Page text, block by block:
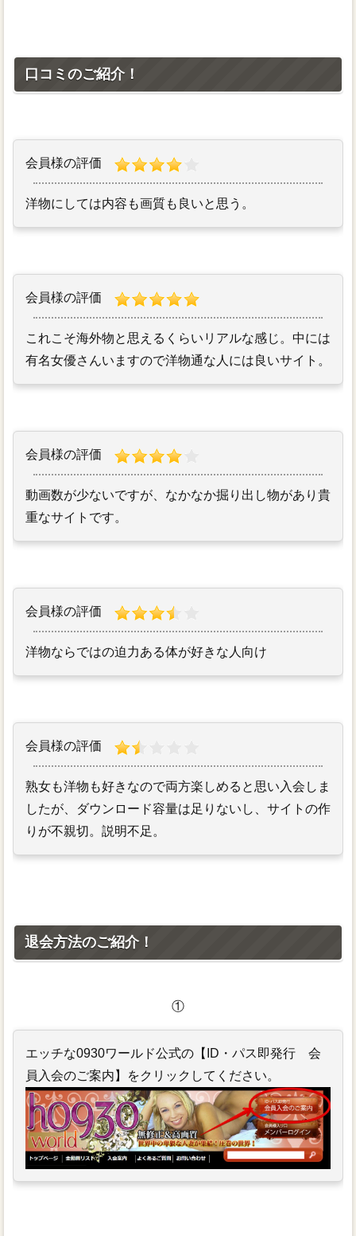
口コミのご紹介！
会員様の評価
洋物にしては内容も画質も良いと思う。
会員様の評価
これこそ海外物と思えるくらいリアルな感じ。中には
有名女優さんいますので洋物通な人には良いサイト。
会員様の評価
動画数が少ないですが、なかなか掘り出し物があり貴
重なサイトです。
会員様の評価
洋物ならではの迫力ある体が好きな人向け
会員様の評価
熟女も洋物も好きなので両方楽しめると思い入会しま
したが、ダウンロード容量は足りないし、サイトの作
りが不親切。説明不足。
退会方法のご紹介！
①
エッチな0930ワールド公式の【ID・パス即発行 会
員入会のご案内】をクリックしてください。